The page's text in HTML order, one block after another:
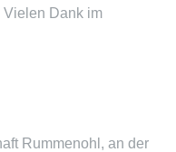
Dank im
Rummenohl, an der